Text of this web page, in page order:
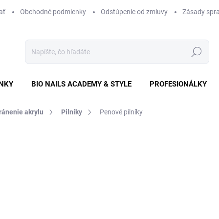
Obchodné podmienky Odstúpenie od zmluvy Zásady
Hľadať
BIO NAILS ACADEMY & STYLE PROFESIONÁLKY
akrylu Pilníky Penové pilníky